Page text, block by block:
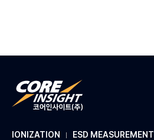
IONIZATION ESD MEASUREMENT